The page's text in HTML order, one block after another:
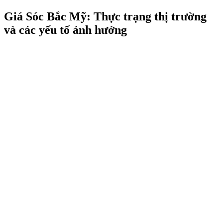
Giá Sóc Bắc Mỹ: Thực trạng thị trường
và các yếu tố ảnh hưởng